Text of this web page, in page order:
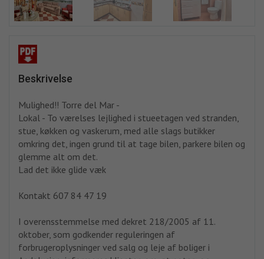
Beskrivelse
Mulighed!! Torre del Mar -
Lokal - To værelses lejlighed i stueetagen ved stranden,
stue, køkken og vaskerum, med alle slags butikker
omkring det, ingen grund til at tage bilen, parkere bilen og
glemme alt om det.
Lad det ikke glide væk
Kontakt 607 84 47 19
I overensstemmelse med dekret 218/2005 af 11.
oktober, som godkender reguleringen af
forbrugeroplysninger ved salg og leje af boliger i